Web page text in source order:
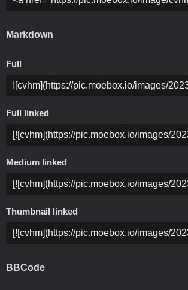
Markdown
Full
Full linked
Medium linked
Thumbnail linked
BBCode